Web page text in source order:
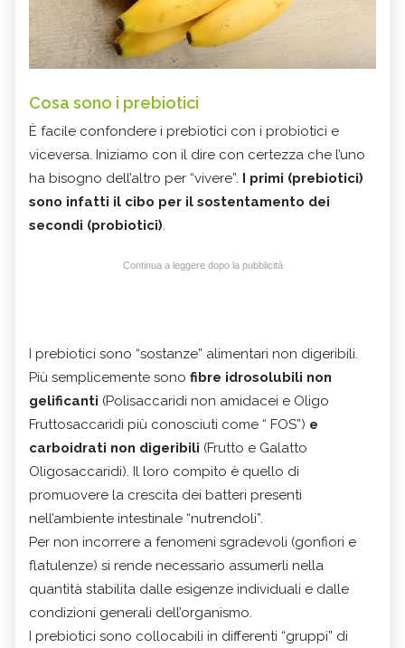
Cosa sono i prebiotici
È facile confondere i prebiotici con i probiotici e
viceversa. Iniziamo con il dire con certezza che l’uno
ha bisogno dell’altro per “vivere”. I primi (prebiotici)
sono infatti il cibo per il sostentamento dei
secondi (probiotici).
Continua a leggere dopo la pubblicità
I prebiotici sono “sostanze” alimentari non digeribili.
Più semplicemente sono fibre idrosolubili non
gelificanti (Polisaccaridi non amidacei e Oligo
Fruttosaccaridi più conosciuti come “ FOS”) e
carboidrati non digeribili (Frutto e Galatto
Oligosaccaridi). Il loro compito è quello di
promuovere la crescita dei batteri presenti
nell’ambiente intestinale “nutrendoli”.
Per non incorrere a fenomeni sgradevoli (gonfiori e
flatulenze) si rende necessario assumerli nella
quantità stabilita dalle esigenze individuali e dalle
condizioni generali dell’organismo.
I prebiotici sono collocabili in differenti “gruppi” di